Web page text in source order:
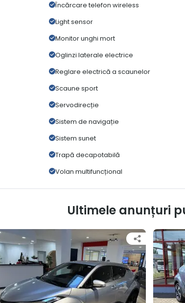
Încărcare telefon wireless
Light sensor
Monitor unghi mort
Oglinzi laterale electrice
Reglare electrică a scaunelor
Scaune sport
Servodirecție
Sistem de navigație
Sistem sunet
Trapă decapotabilă
Volan multifuncțional
Ultimele anunțuri